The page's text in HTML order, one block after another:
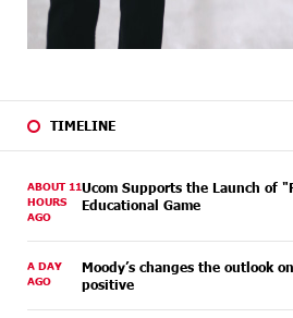
TIMELINE
ABOUT 11
HOURS
AGO
Ucom Supports the Launch of
Educational Game
A DAY
AGO
Moody’s changes the outlook
positive